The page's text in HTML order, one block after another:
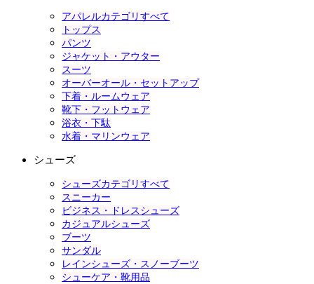
アパレルカテゴリすべて
トップス
パンツ
ジャケット・アウター
スーツ
オーバーオール・セットアップ
下着・ルームウェア
靴下・フットウェア
浴衣・下駄
水着・マリンウェア
シューズ
シューズカテゴリすべて
スニーカー
ビジネス・ドレスシューズ
カジュアルシューズ
ブーツ
サンダル
レインシューズ・スノーブーツ
シューケア・靴用品